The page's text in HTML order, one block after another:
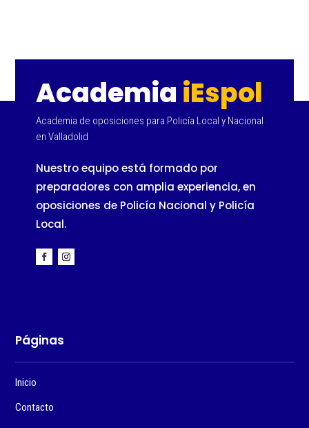
Academia iEspol
Academia de oposiciones para Policía Local y Nacional
en Valladolid
Nuestro equipo está formado por
preparadores con amplia experiencia, en
oposiciones de Policía Nacional y Policía
Local.
Páginas
Inicio
Contacto